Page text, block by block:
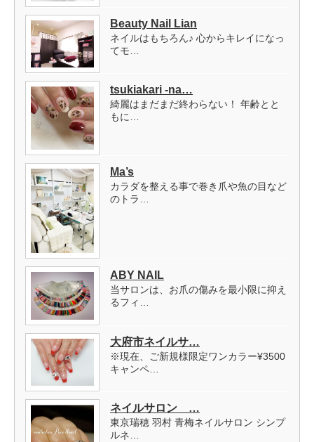
Beauty Nail Lian
ネイルはもちろん♪ 心からキレイになっ
てモ…
tsukiakari -na…
綺麗はまだまだ終わらない！ 年齢とと
もに…
Ma’s
カラダを整える事で巻き爪や魚の目など
のトラ…
ABY NAIL
当サロンは、お爪の傷みを最小限に抑え
るフィ…
大府市ネイルサ…
※現在、ご新規様限定ワンカラー¥3500
キャンペ…
ネイルサロン …
東京瑞穂 羽村 青梅ネイルサロン シンプ
ルネ…